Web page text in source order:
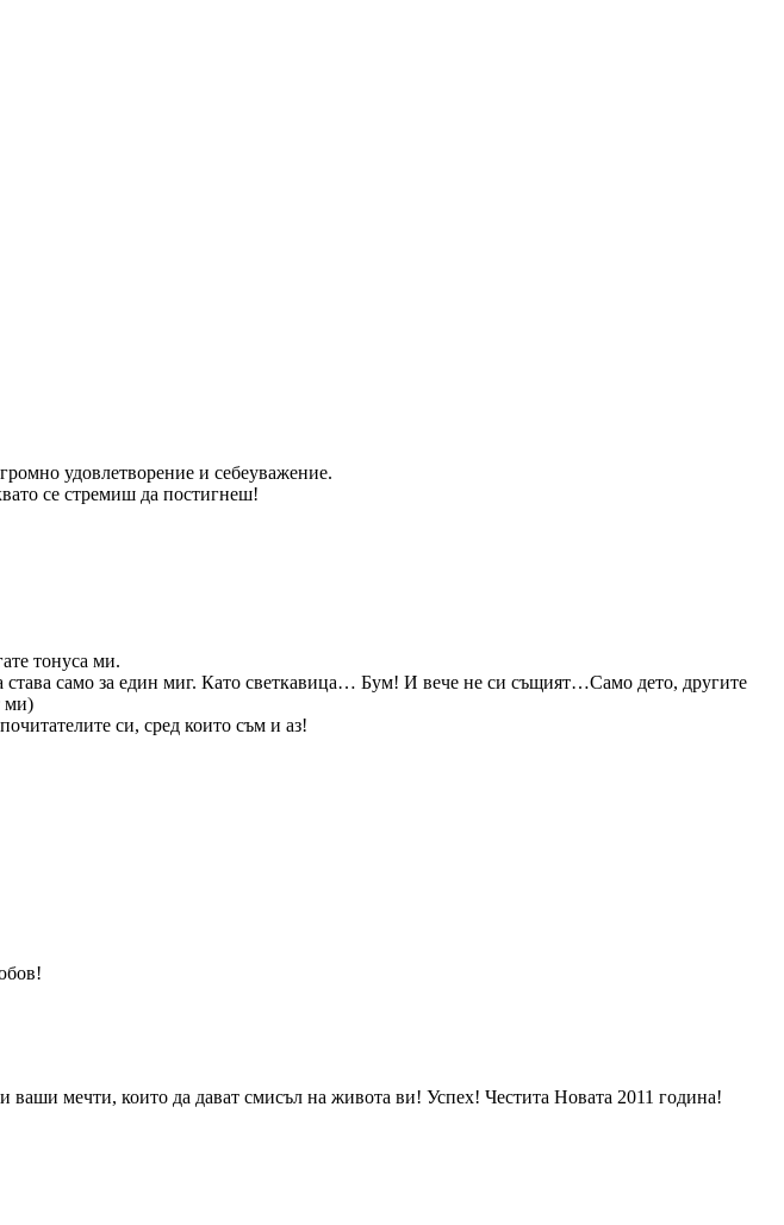
удовлетворение и себеуважение.
се стремиш да постигнеш!
тонуса ми.
само за един миг. Като светкавица… Бум! И вече не си същият…Само дето, другите
ми)
си, сред които съм и аз!
мечти, които да дават смисъл на живота ви! Успех! Честита Новата 2011 година!